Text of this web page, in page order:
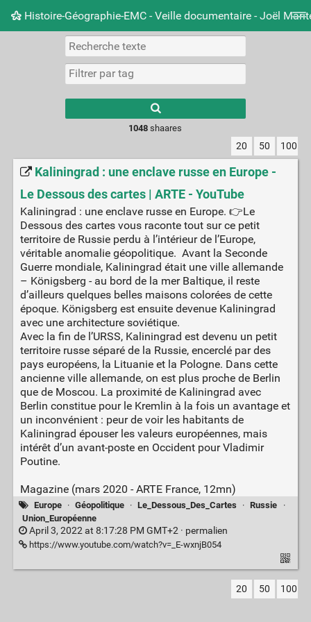
Histoire-Géographie-EMC - Veille documentaire - Joël
Nuage de tags Mur d'images
results.
1048 shaares
20 50 100
Kaliningrad : une enclave russe en Europe -
Le Dessous des cartes | ARTE - YouTube
Kaliningrad : une enclave russe en Europe. 👉Le
Dessous des cartes vous raconte tout sur ce petit
territoire de Russie perdu à l’intérieur de l’Europe,
véritable anomalie géopolitique. Avant la Seconde
Guerre mondiale, Kaliningrad était une ville allemande
– Königsberg - au bord de la mer Baltique, il reste
d’ailleurs quelques belles maisons colorées de cette
époque. Königsberg est ensuite devenue Kaliningrad
avec une architecture soviétique.
Avec la fin de l’URSS, Kaliningrad est devenu un petit
territoire russe séparé de la Russie, encerclé par des
pays européens, la Lituanie et la Pologne. Dans cette
ancienne ville allemande, on est plus proche de Berlin
que de Moscou. La proximité de Kaliningrad avec
Berlin constitue pour le Kremlin à la fois un avantage et
un inconvénient : peur de voir les habitants de
Kaliningrad épouser les valeurs européennes, mais
intérêt d’un avant-poste en Occident pour Vladimir
Poutine.
Magazine (mars 2020 - ARTE France, 12mn)
Europe · Géopolitique · Le_Dessous_Des_Cartes · Russie
·
Union_Européenne
April 3, 2022 at 8:17:28 PM GMT+2 · permalien
https://www.youtube.com/watch?v=_E-wxnjB054
20 50 100